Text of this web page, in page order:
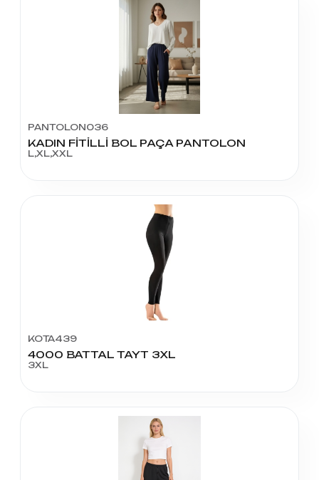
PANTOLON036
KADIN FİTİLLİ BOL PAÇA PANTOLON
L,XL,XXL
KOTA439
4000 BATTAL TAYT 3XL
3XL